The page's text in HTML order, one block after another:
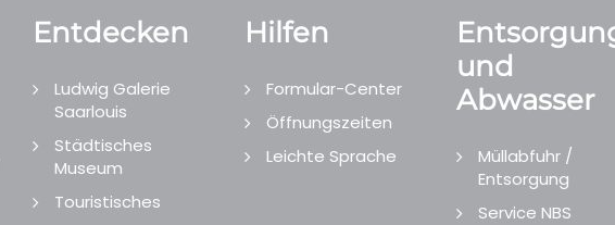
Entdecken
Ludwig Galerie
Saarlouis
Städtisches
Museum
Touristisches
Hilfen
Formular-Center
Öffnungszeiten
Leichte Sprache
und
Abwasser
Müllabfuhr /
Entsorgung
Service NBS